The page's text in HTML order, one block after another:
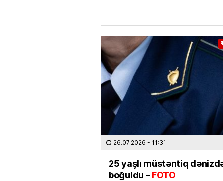
26.07.2026 - 11:31
25 yaşlı müstəntiq
boğuldu –FOTO